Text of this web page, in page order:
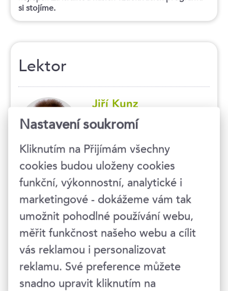
si stojíme.
Lektor
Jiří Kunz
odborník v oblasti
logistiky a procesů
spojených s logistikou
V logistice působím dvacet let na
pozicích od supervizorských po
manažerské. Spolupracoval jsem na
logistických projektech se středně
velkými společnostmi i nadnárodními
korporacemi. Jsem držitelem
certifikátu ICV Logistika v praxi – suply
chain.
Nastavení soukromí
Kliknutím na Přijímám všechny
cookies budou uloženy cookies
funkční, výkonnostní, analytické i
marketingové - dokážeme vám tak
umožnit pohodlné používání webu,
měřit funkčnost našeho webu a cílit
vás reklamou i personalizovat
reklamu. Své preference můžete
snadno upravit kliknutím na